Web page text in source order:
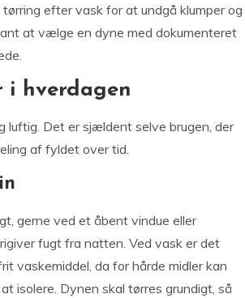
efter vask for at undgå klumper og
at vælge en dyne med dokumenteret
i hverdagen
luftig. Det er sjældent selve brugen, der
af fyldet over tid.
gerne ved et åbent vindue eller
fugt fra natten. Ved vask er det
vaskemiddel, da for hårde midler kan
isolere. Dynen skal tørres grundigt, så